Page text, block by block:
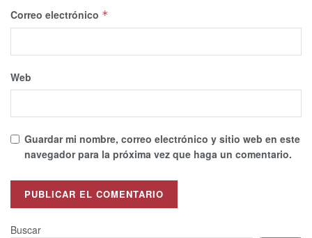
Correo electrónico *
Web
Guardar mi nombre, correo electrónico y sitio web en este
navegador para la próxima vez que haga un comentario.
Alternative:
Buscar